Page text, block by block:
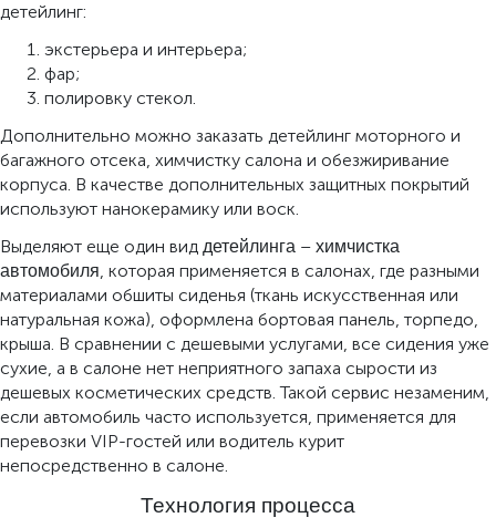
детейлинг:
экстерьера и интерьера;
фар;
полировку стекол.
Дополнительно можно заказать детейлинг моторного и
багажного отсека, химчистку салона и обезжиривание
корпуса. В качестве дополнительных защитных покрытий
используют нанокерамику или воск.
Выделяют еще один вид детейлинга – химчистка
автомобиля, которая применяется в салонах, где разными
материалами обшиты сиденья (ткань искусственная или
натуральная кожа), оформлена бортовая панель, торпедо,
крыша. В сравнении с дешевыми услугами, все сидения уже
сухие, а в салоне нет неприятного запаха сырости из
дешевых косметических средств. Такой сервис незаменим,
если автомобиль часто используется, применяется для
перевозки VIP-гостей или водитель курит
непосредственно в салоне.
Технология процесса